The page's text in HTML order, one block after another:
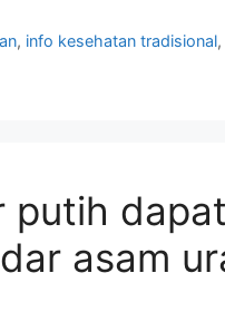
, info kesehatan tradisional
putih
asam